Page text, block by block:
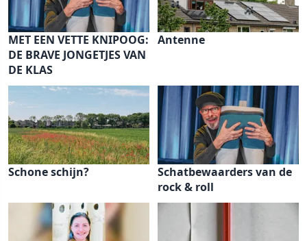
MET EEN VETTE KNIPOOG:
DE BRAVE JONGETJES VAN
DE KLAS
Antenne
Schone schijn?
Schatbewaarders van de
rock & roll